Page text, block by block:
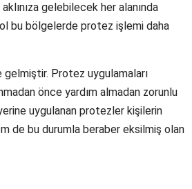
gelebilecek her alanında
bu bölgelerde protez işlemi daha
Protez uygulamaları
önce yardım almadan zorunlu
uygulanan protezler kişilerin
de bu durumla beraber eksilmiş olan